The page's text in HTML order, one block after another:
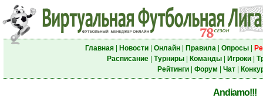
Главная| Новости| Онлайн| Правила| Опросы|
Расписание| Турниры| Команды| Игроки|
Рейтинги| Форум Чат|
Andiamo!!!